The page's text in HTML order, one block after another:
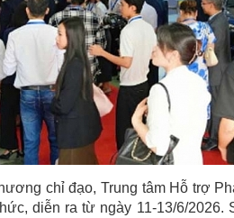
chỉ đạo, Trung tâm Hỗ trợ
diễn ra từ ngày 11-13/6/